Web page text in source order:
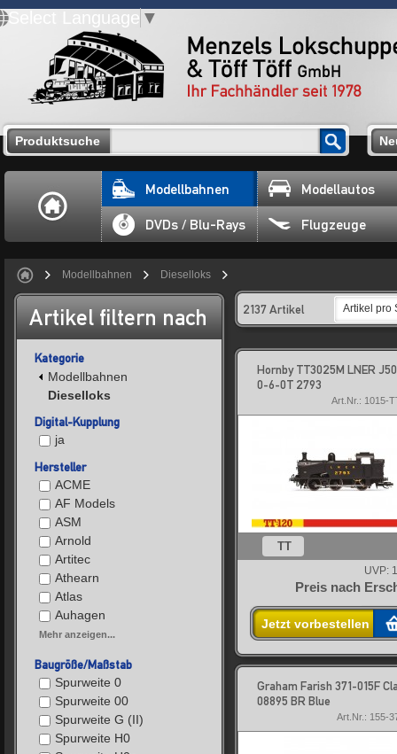
Select Language ▼
Produktsuche
Modellbahnen Modellautos
DVDs / Blu-Rays Flugzeuge
Modellbahnen Dieselloks
Artikel filtern nach
Kategorie
Modellbahnen
Dieselloks
Digital-Kupplung
ja
Hersteller
ACME
AF Models
ASM
Arnold
Artitec
Athearn
Atlas
Auhagen
Mehr anzeigen...
Baugröße/Maßstab
Spurweite 0
Spurweite 00
Spurweite G (II)
Spurweite H0
2137 Artikel Artikel pro
Hornby TT3025M LNER
0-6-0T 2793
Art.Nr.: 1015-
TT
UVP:
Preis nach
Jetzt vorbestellen
Graham Farish 371-015F
08895 BR Blue
Art.Nr.: 155-